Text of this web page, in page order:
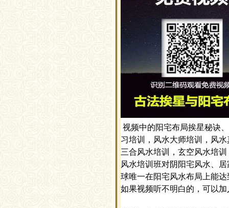
视频中的阳宅布局挨星秘诀
习培训，风水大师培训，风
三合风水培训，玄空风水培
风水培训班对阴阳宅风水、
球唯一在阳宅风水布局上能
如果视频听不明白的，可以